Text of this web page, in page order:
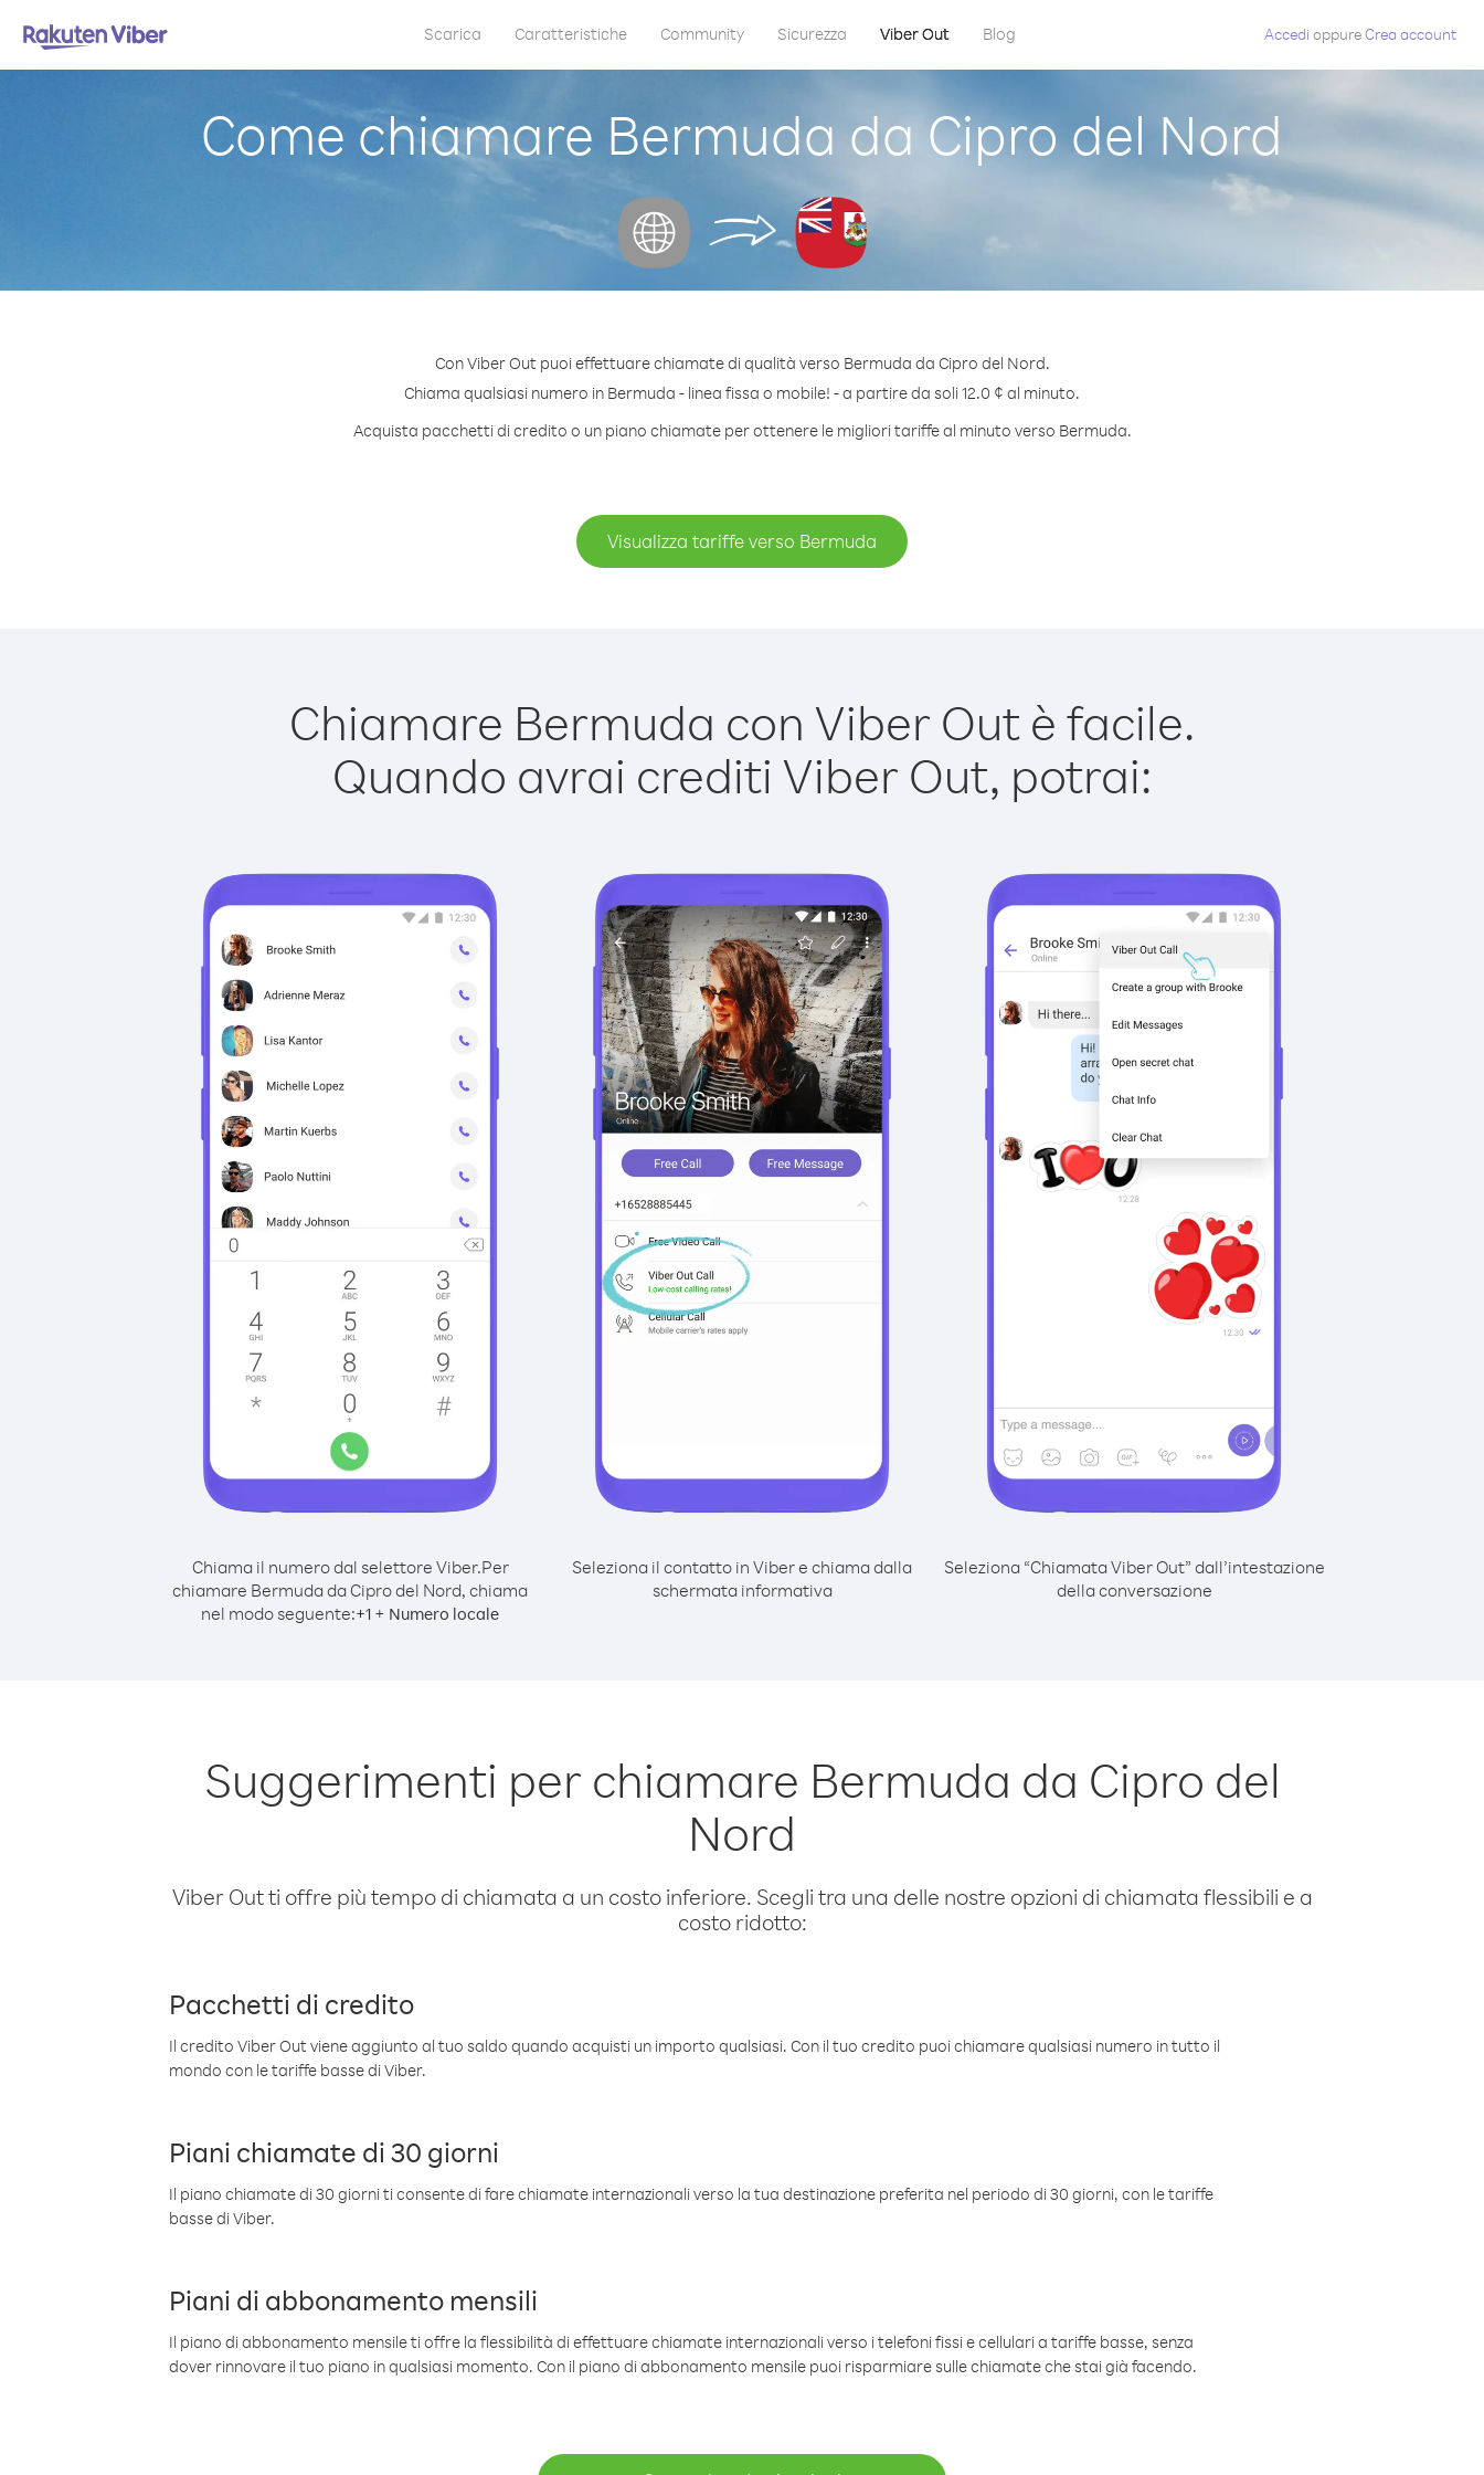
Scarica Caratteristiche Community Sicurezza Viber Out Blog Accedi oppureCrea account
Come chiamare Bermuda da Cipro del Nord
Con Viber Out puoi effettuare chiamate di qualità verso Bermuda da Cipro del Nord.
Chiama qualsiasi numero in Bermuda - linea fissa o mobile! - a partire da soli 12.0 ¢ al minuto.
Acquista pacchetti di credito o un piano chiamate per ottenere le migliori tariffe al minuto verso Bermuda.
Visualizza tariffe verso Bermuda
Chiamare Bermuda con Viber Out è facile.
Quando avrai crediti Viber Out, potrai:
Chiama il numero dal selettore Viber.Per
chiamare Bermuda da Cipro del Nord, chiama
nel modo seguente:+1 + Numero locale
Seleziona il contatto in Viber e chiama dalla
schermata informativa
Seleziona “Chiamata Viber Out” dall’intestazione
della conversazione
Suggerimenti per chiamare Bermuda da Cipro del
Nord
Viber Out ti offre più tempo di chiamata a un costo inferiore. Scegli tra una delle nostre opzioni di chiamata flessibili e a
costo ridotto:
Pacchetti di credito
Il credito Viber Out viene aggiunto al tuo saldo quando acquisti un importo qualsiasi. Con il tuo credito puoi chiamare qualsiasi numero in tutto il
mondo con le tariffe basse di Viber.
Piani chiamate di 30 giorni
Il piano chiamate di 30 giorni ti consente di fare chiamate internazionali verso la tua destinazione preferita nel periodo di 30 giorni, con le tariffe
basse di Viber.
Piani di abbonamento mensili
Il piano di abbonamento mensile ti offre la flessibilità di effettuare chiamate internazionali verso i telefoni fissi e cellulari a tariffe basse, senza
dover rinnovare il tuo piano in qualsiasi momento. Con il piano di abbonamento mensile puoi risparmiare sulle chiamate che stai già facendo.